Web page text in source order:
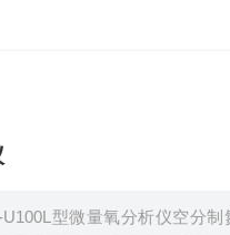
U100L型微量氧分析仪空分